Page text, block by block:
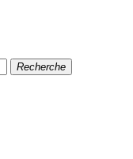
Recherche